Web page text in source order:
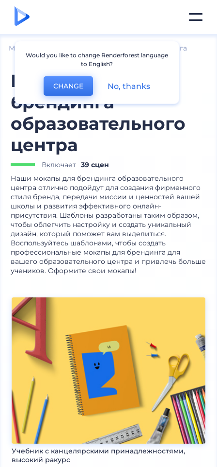
Мокапы Другие мокапы брендинга
Мокапы для
брендинга
образовательного
центра
Включает 39 сцен
Наши мокапы для брендинга образовательного
центра отлично подойдут для создания фирменного
стиля бренда, передачи миссии и ценностей вашей
школы и развития эффективного онлайн-
присутствия. Шаблоны разработаны таким образом,
чтобы облегчить настройку и создать уникальный
дизайн, который поможет вам выделиться.
Воспользуйтесь шаблонами, чтобы создать
профессиональные мокапы для брендинга для
вашего образовательного центра и привлечь больше
учеников. Оформите свои мокапы!
Учебник с канцелярскими принадлежностями,
высокий ракурс
Would you like to change Renderforest language
to English?
CHANGE No, thanks